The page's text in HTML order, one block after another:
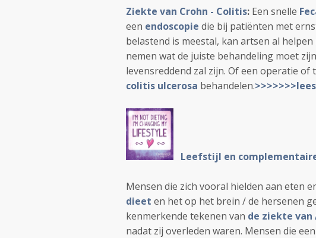
Ziekte van Crohn - Colitis: Een snelle
een endoscopie die bij patiënten met
belastend is meestal, kan artsen al
nemen wat de juiste behandeling moet
levensreddend zal zijn. Of een operatie of
colitis ulcerosa behandelen.
Leefstijl en
Mensen die zich vooral hielden aan eten
dieet en het op het brein / de hersenen
kenmerkende tekenen van de ziekte van
nadat zij overleden waren. Mensen die